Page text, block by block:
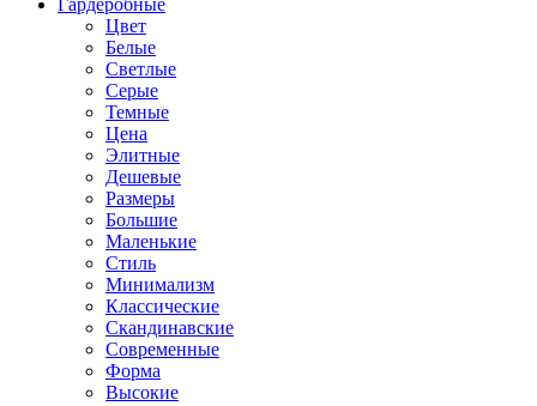
Гардеробные
Цвет
Белые
Светлые
Серые
Темные
Цена
Элитные
Дешевые
Размеры
Большие
Маленькие
Стиль
Минимализм
Классические
Скандинавские
Современные
Форма
Высокие